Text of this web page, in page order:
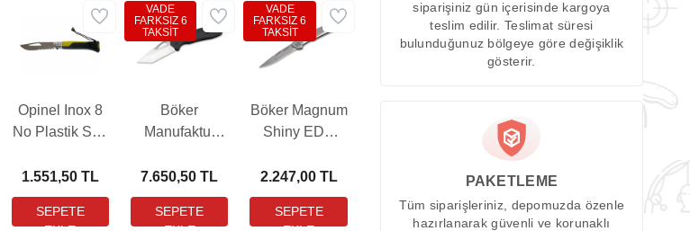
Opinel Inox 8
No Plastik Sap
(001578)
1.551,50 TL
Böker
Manufaktur
7.650,50 TL
VADE
FARKSIZ 6
TAKSİT
Böker Magnum
Shiny EDC
2.247,00 TL
VADE
FARKSIZ 6
TAKSİT
siparişiniz gün içerisinde kargoya
teslim edilir. Teslimat süresi
bulunduğunuz bölgeye göre değişiklik
gösterir.
PAKETLEME
Tüm siparişleriniz, depomuzda özenle
hazırlanarak güvenli ve korunaklı